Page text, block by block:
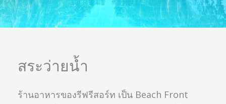
สระว่ายน้ำ
ร้านอาหารของรีฟรีสอร์ท เป็น Beach Front